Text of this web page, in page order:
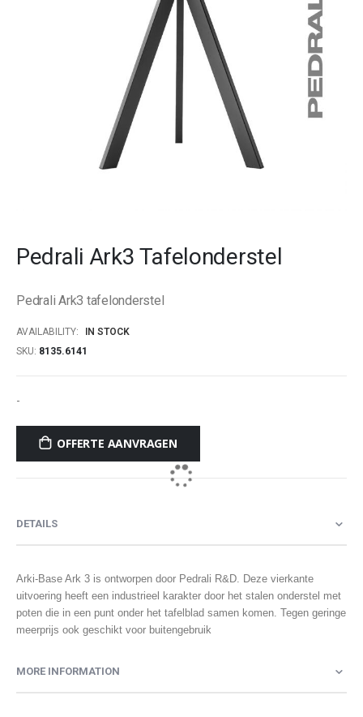
the
the
gallery
Pedrali Ark3 Tafelonderstel
Pedrali Ark3 tafelonderstel
AVAILABILITY:
IN STOCK
SKU 8135.6141
-
OFFERTE AANVRAGEN
DETAILS
Arki-Base Ark 3 is ontworpen door Pedrali R&D. Deze vierkante
uitvoering heeft een industrieel karakter door het stalen onderstel met
poten die in een punt onder het tafelblad samen komen. Tegen geringe
meerprijs ook geschikt voor buitengebruik
MORE INFORMATION